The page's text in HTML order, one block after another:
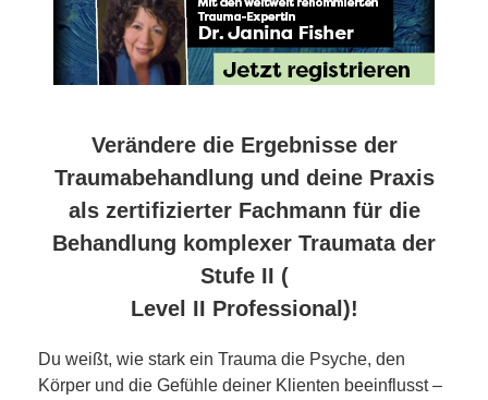
Verändere die Ergebnisse der
Traumabehandlung und deine Praxis
als zertifizierter Fachmann für die
Behandlung komplexer Traumata der
Stufe II (
Level II Professional)!
Du weißt, wie stark ein Trauma die Psyche, den
Körper und die Gefühle deiner Klienten beeinflusst –